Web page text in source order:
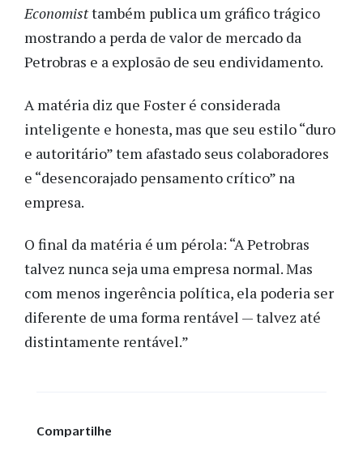
Economisttambém publica um gráfico trágico
mostrando a perda de valor de mercado da
Petrobras e a explosão de seu endividamento.
A matéria diz que Foster é considerada
inteligente e honesta, mas que seu estilo “duro
e autoritário” tem afastado seus colaboradores
e “desencorajado pensamento crítico” na
empresa.
O final da matéria é um pérola: “A Petrobras
talvez nunca seja uma empresa normal. Mas
com menos ingerência política, ela poderia ser
diferente de uma forma rentável — talvez até
distintamente rentável.”
Compartilhe